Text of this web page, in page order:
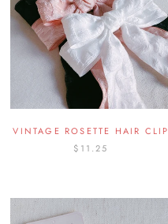
VINTAGE ROSETTE HAIR CLIP
$11.25